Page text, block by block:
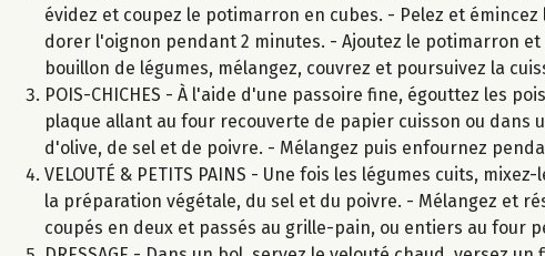
évidez et coupez le potimarron en cubes. - Pelez et
dorer l'oignon pendant 2 minutes. - Ajoutez le potimarron
bouillon de légumes, mélangez, couvrez et poursuivez la
POIS-CHICHES - À l'aide d'une passoire fine, égouttez les
plaque allant au four recouverte de papier cuisson ou
d'olive, de sel et de poivre. - Mélangez puis enfournez
VELOUTÉ & PETITS PAINS - Une fois les légumes cuits,
la préparation végétale, du sel et du poivre. - Mélangez et
coupés en deux et passés au grille-pain, ou entiers au four